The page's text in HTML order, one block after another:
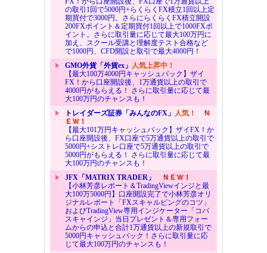
の取引1回で5000円+らくらくFX積立1回以上定
期買付で3000円。さらにらくらくFX積立開設
200FXポイント＆定期買付1回以上で1000FXポ
イント。さらに取引量に応じて最大100万円に
加え、スクール受講と理解度テスト合格など
で1000円、CFD開設と取引で最大4000円！
GMO外貨「外貨ex」 人気上昇中！
【最大100万4000円キャッシュバック】ザイ
FX！から口座開設後、1万通貨以上の取引で
4000円がもらえる！ さらに取引量に応じて最
大100万円のチャンスも！
トレイダーズ証券「みんなのFX」 人気！
Ｎ
ＥＷ！
【最大101万円キャッシュバック】ザイFX！か
ら口座開設後、FX口座で5万通貨以上の取引で
5000円+シストレ口座で5万通貨以上の取引で
5000円がもらえる！ さらに取引量に応じて最
大100万円のチャンスも！
JFX「MATRIX TRADER」
ＮＥＷ！
【小林芳彦レポート＆TradingViewインジと最
大100万5000円】口座開設完了で小林芳彦オリ
ジナルレポート「FXスキャルピングのコツ」
およびTradingView専用インジケーター「コバ
スキャインジ」当日プレゼント＆専用フォー
ムからの申込と合計1万通貨以上の新規取引で
5000円キャッシュバック！さらに取引量に応
じて最大100万円のチャンスも！